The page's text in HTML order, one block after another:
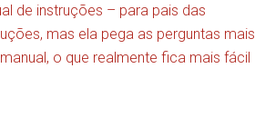
de instruções – para pais das
mas ela pega as perguntas mais
o que realmente fica mais fácil